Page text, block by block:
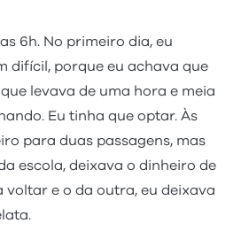
6h. No primeiro dia, eu
difícil, porque eu achava que
levava de uma hora e meia
Eu tinha que optar. Às
para duas passagens, mas
escola, deixava o dinheiro de
voltar e o da outra, eu deixava